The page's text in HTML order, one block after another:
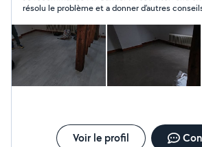
résolu le problème et a donner d’autres
Voir le profil